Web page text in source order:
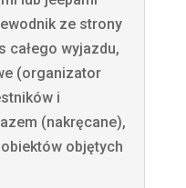
ze strony
całego wyjazdu,
(organizator
i
(nakręcane),
objętych